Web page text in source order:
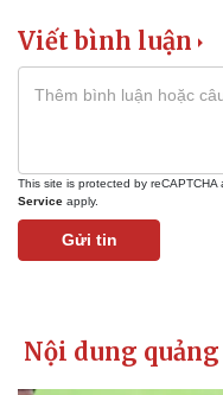
Bất động sản
Khởi nghiệp
Viết bình luận
This site is protected by reCAPTCHA
Service apply.
Gửi tin